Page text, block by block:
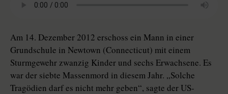
Am 14. Dezember 2012 erschoss ein Mann in einer
Grundschule in Newtown (Connecticut) mit einem
Sturmgewehr zwanzig Kinder und sechs Erwachsene. Es
war der siebte Massenmord in diesem Jahr. „Solche
Tragödien darf es nicht mehr geben“, sagte der US-